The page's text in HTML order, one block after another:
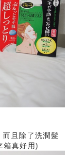
且除了洗潤髮
箱真好用)